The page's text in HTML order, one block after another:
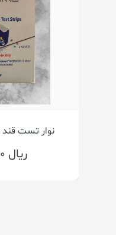
12,500,000 ریال